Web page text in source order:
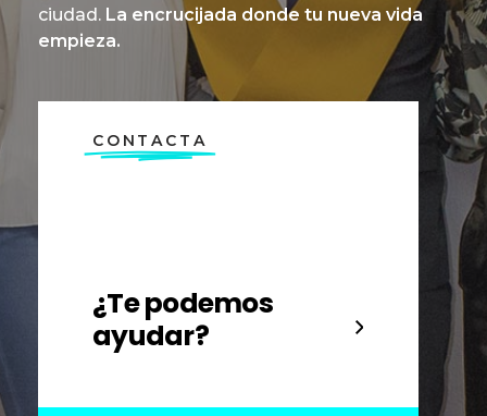
ciudad. La encrucijada donde tu nueva vida
empieza.
CONTACTA
¿Te podemos
ayudar?